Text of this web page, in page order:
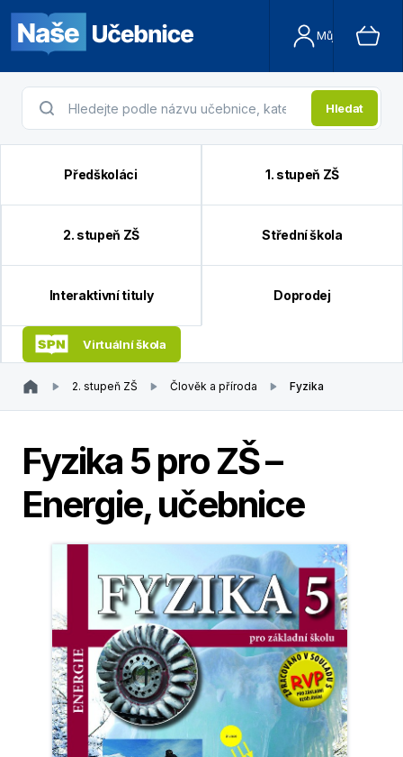
Můj účet
Hledat
Předškoláci 1. stupeň ZŠ
2. stupeň ZŠ Střední škola
Interaktivní tituly Doprodej
Virtuální škola
2. stupeň ZŠ Člověk a příroda Fyzika
Fyzika 5 pro ZŠ –
Energie, učebnice